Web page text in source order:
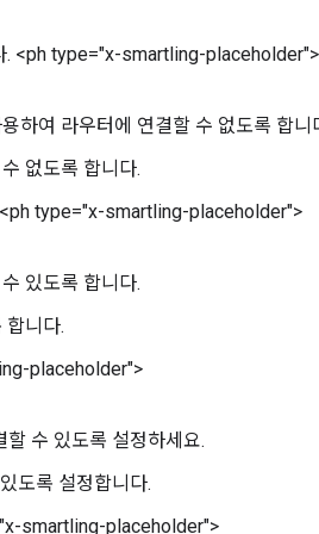
. <ph type="x-smartling-placeholder">
하여 라우터에 연결할 수 없도록 합니
없도록 합니다.
type="x-smartling-placeholder">
있도록 합니다.
합니다.
placeholder">
수 있도록 설정하세요.
도록 설정합니다.
smartling-placeholder">